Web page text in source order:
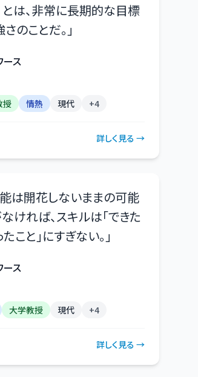
とは、非常に長期的な目標
のことだ。 」
ース
授 情熱 現代 +4
詳しく見る →
は開花しないままの可能
ければ、スキルは「できた
こと」にすぎない。 」
ース
大学教授 現代 +4
詳しく見る →